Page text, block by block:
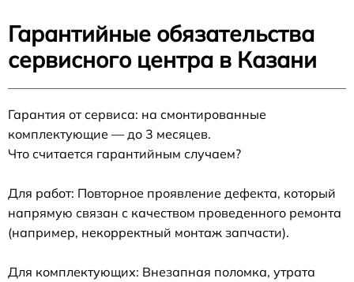
Гарантийные обязательства
сервисного центра в Казани
Гарантия от сервиса: на смонтированные
комплектующие — до 3 месяцев.
Что считается гарантийным случаем?
Для работ: Повторное проявление дефекта, который
напрямую связан с качеством проведенного ремонта
(например, некорректный монтаж запчасти).
Для комплектующих: Внезапная поломка, утрата